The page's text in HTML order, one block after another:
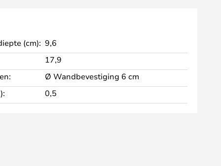
(cm): 9,6
17,9
Ø Wandbevestiging 6 cm
0,5